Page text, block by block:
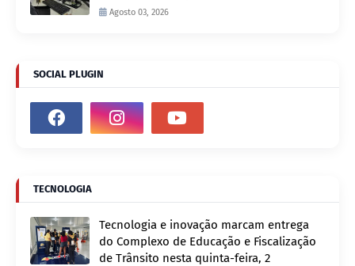
Agosto 03, 2026
SOCIAL PLUGIN
TECNOLOGIA
Tecnologia e inovação marcam entrega
do Complexo de Educação e Fiscalização
de Trânsito nesta quinta-feira, 2